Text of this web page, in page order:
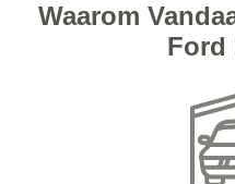
Waarom
Ford